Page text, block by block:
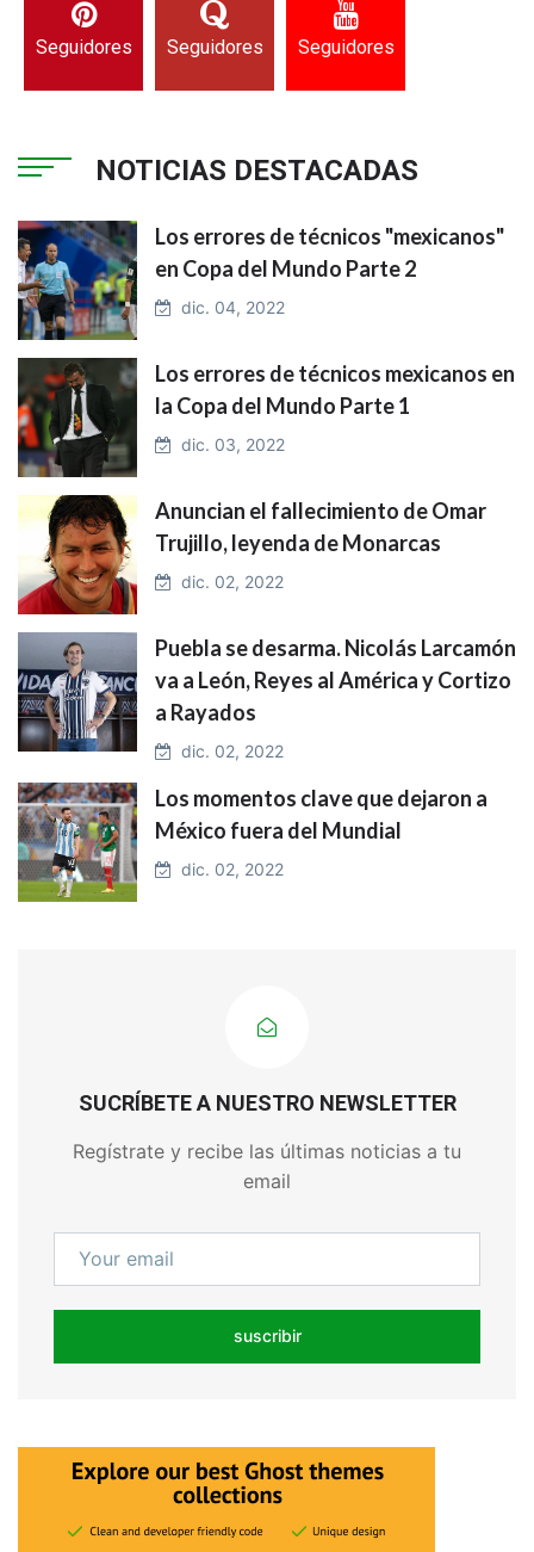
Seguidores Seguidores Seguidores
NOTICIAS DESTACADAS
Los errores de técnicos "mexicanos"
en Copa del Mundo Parte 2
dic. 04, 2022
Los errores de técnicos mexicanos en
la Copa del Mundo Parte 1
dic. 03, 2022
Anuncian el fallecimiento de Omar
Trujillo, leyenda de Monarcas
dic. 02, 2022
Puebla se desarma. Nicolás Larcamón
va a León, Reyes al América y Cortizo
a Rayados
dic. 02, 2022
Los momentos clave que dejaron a
México fuera del Mundial
dic. 02, 2022
SUCRÍBETE A NUESTRO NEWSLETTER
Regístrate y recibe las últimas noticias a tu
email
suscribir